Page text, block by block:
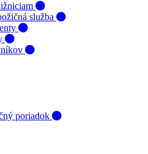
služba
poriadok